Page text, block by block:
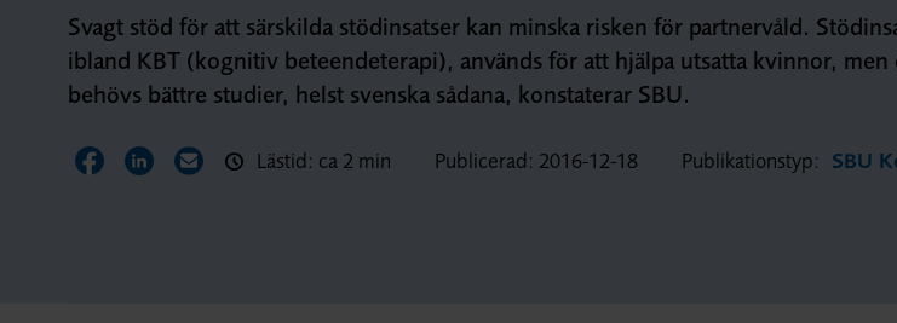
Svagt stöd för att särskilda stödinsatser kan minska risken för partnervåld.
ibland KBT (kognitiv beteendeterapi), används för att hjälpa utsatta kvinnor, men
behövs bättre studier, helst svenska sådana, konstaterar SBU.
Dela sidan på Facebook
Dela sidan på LinkedIn
Dela sidan via E-post
Lästid: ca 2 min Publicerad: 2016-12-18 Publikationstyp: SBU